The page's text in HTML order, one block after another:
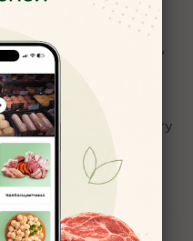
ароматизатор,
натрия)
белки - 1,5, жиры - 26,
Д-RU.РА09.В.69965/23 ТУ
обл. г.Бердск,